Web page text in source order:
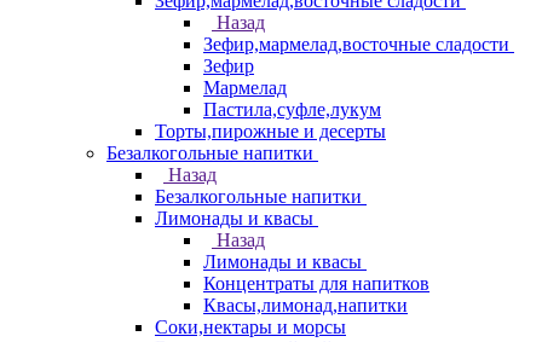
Назад
Зефир,мармелад,восточные сладости
Зефир
Мармелад
Пастила,суфле,лукум
Торты,пирожные и десерты
Безалкогольные напитки
Назад
Безалкогольные напитки
Лимонады и квасы
Назад
Лимонады и квасы
Концентраты для напитков
Квасы,лимонад,напитки
Соки,нектары и морсы